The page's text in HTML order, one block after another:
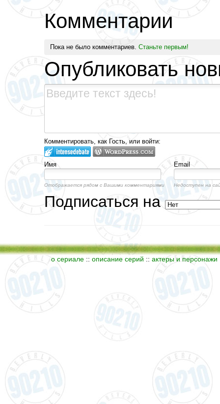
Комментарии
Пока не было комментариев. Станьте первым!
Опубликовать
Комментировать, как Гость, или войти:
Имя Email
Отображается рядом с Вашими комментариями Недоступен на
Подписаться на
о сериале:: описание серий :: актеры и персонажи